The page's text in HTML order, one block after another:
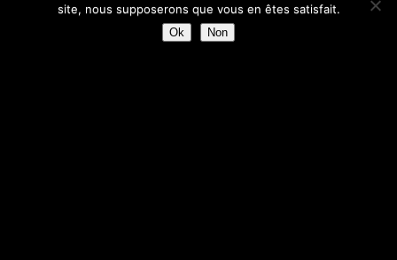
site, nous supposerons que vous en êtes satisfait.
Ok Non